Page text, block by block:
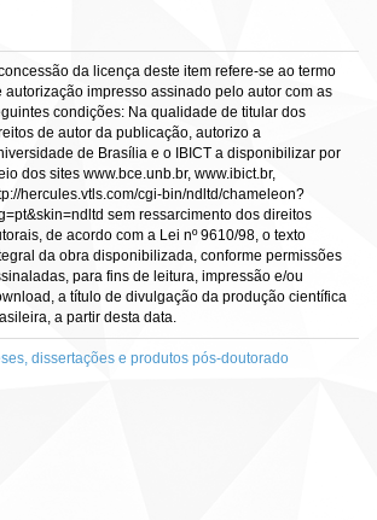
da licença deste item refere-se ao termo
autorização impresso assinado pelo autor com as
condições: Na qualidade de titular dos
de autor da publicação, autorizo a
de Brasília e o IBICT a disponibilizar por
dos sites www.bce.unb.br, www.ibict.br,
hercules.vtls.com/cgi-bin/ndltd/chameleon?
sem ressarcimento dos direitos
de acordo com a Lei nº 9610/98, o texto
da obra disponibilizada, conforme permissões
para fins de leitura, impressão e/ou
a título de divulgação da produção científica
a partir desta data.
dissertações e produtos pós-doutorado